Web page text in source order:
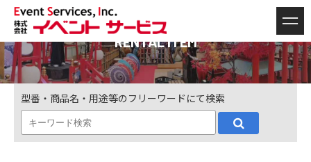
RENTAL ITEM
型番・商品名・用途等のフリーワードにて検索